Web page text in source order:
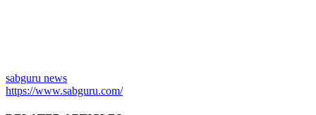
sabguru news
https://www.sabguru.com/